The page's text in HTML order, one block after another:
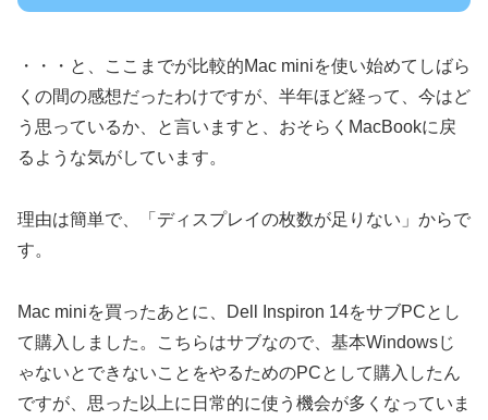
・・・と、ここまでが比較的Mac miniを使い始めてしばら
くの間の感想だったわけですが、半年ほど経って、今はど
う思っているか、と言いますと、おそらくMacBookに戻
るような気がしています。
理由は簡単で、「ディスプレイの枚数が足りない」からで
す。
Mac miniを買ったあとに、Dell Inspiron 14をサブPCとし
て購入しました。こちらはサブなので、基本Windowsじ
ゃないとできないことをやるためのPCとして購入したん
ですが、思った以上に日常的に使う機会が多くなっていま